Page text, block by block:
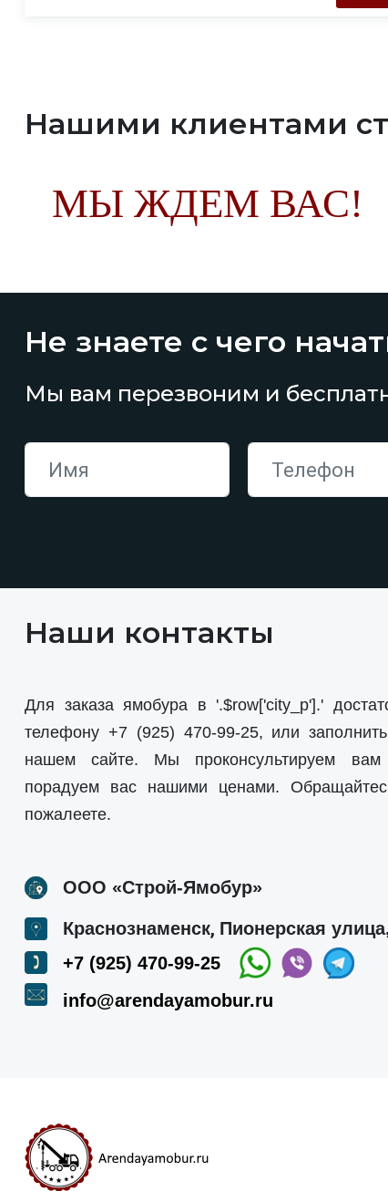
Нашими клиентами
МЫ ЖДЕМ ВАС!
Не знаете с чего
Мы вам перезвоним и
Наши контакты
Для заказа ямобура в '.$row['city_p'].'
телефону +7 (925) 470-99-25, или
нашем сайте. Мы проконсультируем
порадуем вас нашими ценами.
пожалеете.
ООО «Строй-Ямобур»
Краснознаменск, Пионерская
+7 (925) 470-99-25
info@arendayamobur.ru